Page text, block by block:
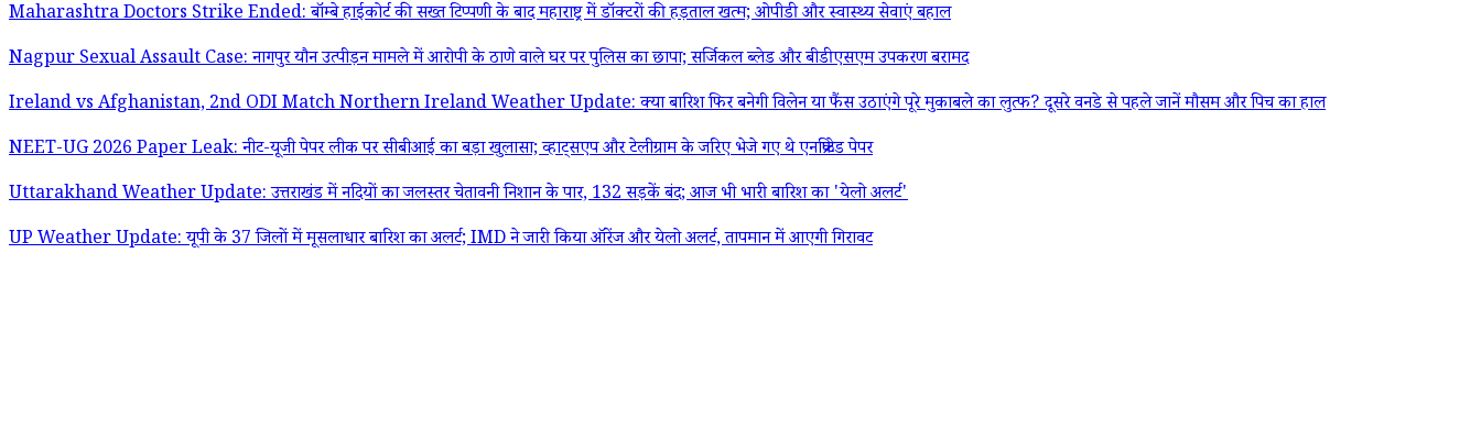
Maharashtra Doctors Strike Ended: बॉम्बे हाईकोर्ट की सख्त टिप्पणी के बाद महाराष्ट्र में डॉक्टरों की हड़ताल खत्म; ओपीडी और स्वास्थ्य सेवाएं बहाल
Nagpur Sexual Assault Case: नागपुर यौन उत्पीड़न मामले में आरोपी के ठाणे वाले घर पर पुलिस का छापा; सर्जिकल ब्लेड और बीडीएसएम उपकरण बरामद
Ireland vs Afghanistan, 2nd ODI Match Northern Ireland Weather Update: क्या बारिश फिर बनेगी विलेन या फैंस उठाएंगे पूरे मुकाबले का लुत्फ? दूसरे वनडे से पहले जानें मौसम और पिच का हाल
NEET-UG 2026 Paper Leak: नीट-यूजी पेपर लीक पर सीबीआई का बड़ा खुलासा; व्हाट्सएप और टेलीग्राम के जरिए भेजे गए थे एनक्रिप्टेड पेपर
Uttarakhand Weather Update: उत्तराखंड में नदियों का जलस्तर चेतावनी निशान के पार, 132 सड़कें बंद; आज भी भारी बारिश का 'येलो अलर्ट'
UP Weather Update: यूपी के 37 जिलों में मूसलाधार बारिश का अलर्ट; IMD ने जारी किया ऑरेंज और येलो अलर्ट, तापमान में आएगी गिरावट